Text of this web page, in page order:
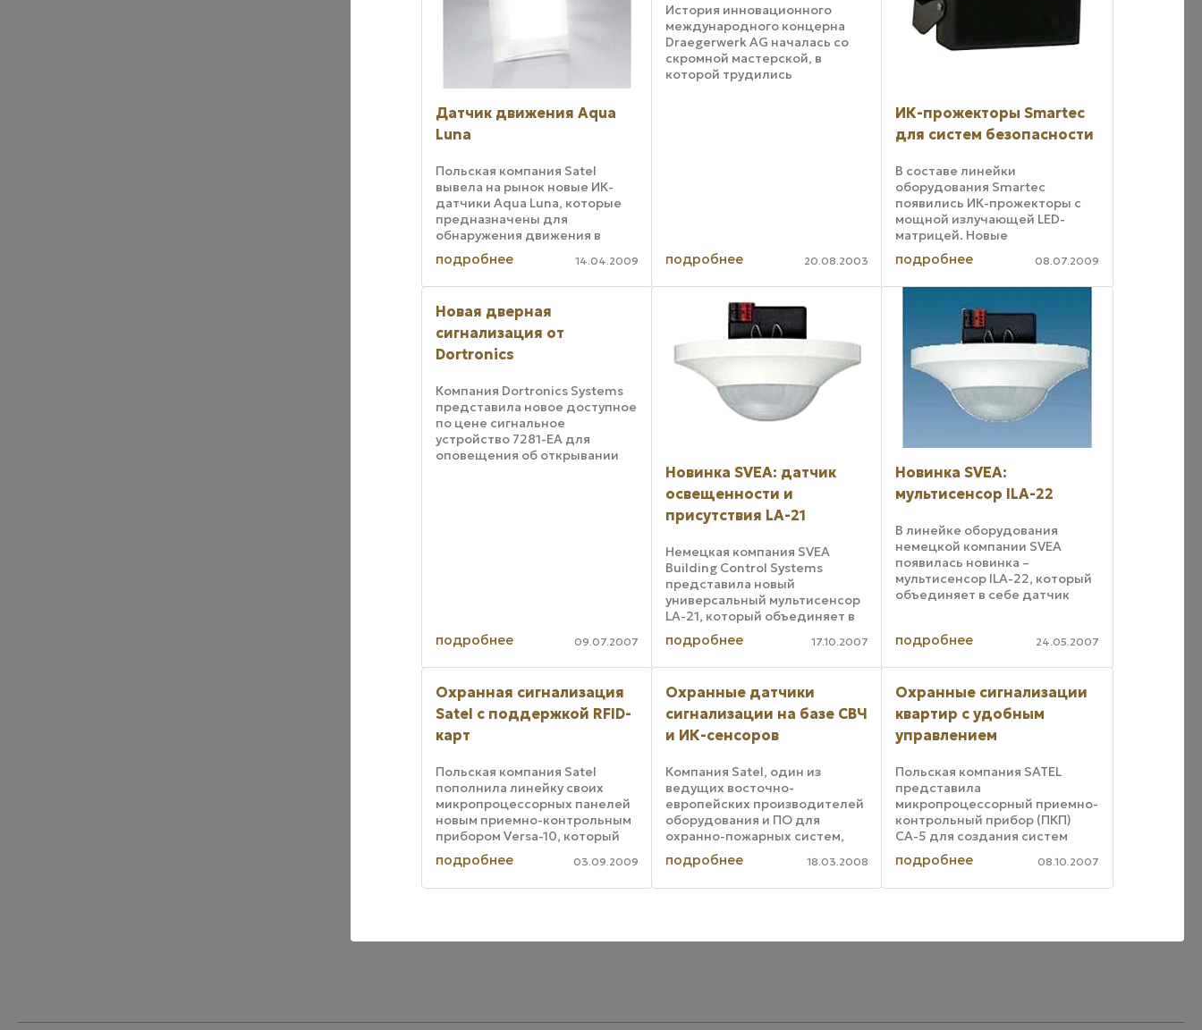
Датчик движения Aqua
Luna
Польская компания Satel
вывела на рынок новые ИК-
датчики Aqua Luna, которые
предназначены для
обнаружения движения в
помещении. Они отличаются
высокой чувствительностью,
минимальным числом ложных
дальностью действия. ...
подробнее 14.04.2009
История инновационного
международного концерна
Draegerwerk AG началась со
скромной мастерской, в
которой трудились
подробнее 20.08.2003
ИК-прожекторы Smartec
для систем безопасности
В составе линейки
оборудования Smartec
появились ИК-прожекторы с
мощной излучающей LED-
матрицей. Новые
инфракрасные прожекторы
серии STI-11xxS Smartec
предназначены для работы
камерами или моделями типа
«день/ночь» при ...
подробнее 08.07.2009
Новая дверная
сигнализация от
Dortronics
Компания Dortronics Systems
представила новое доступное
по цене сигнальное
устройство 7281-ЕА для
оповещения об открывании
подробнее 09.07.2007
Новинка SVEA: датчик
освещенности и
присутствия LA-21
Немецкая компания SVEA
Building Control Systems
представила новый
универсальный мультисенсор
LA-21, который объединяет в
себе датчик освещенности и
датчик движения и
использует для обмена
осуществляет контроль ...
подробнее 17.10.2007
Новинка SVEA:
мультисенсор ILA-22
В линейке оборудования
немецкой компании SVEA
появилась новинка –
мультисенсор ILA-22, который
объединяет в себе датчик
инфракрасный 10-канальный
сети освещением ...
подробнее 24.05.2007
Охранная сигнализация
Satel с поддержкой RFID-
карт
Польская компания Satel
пополнила линейку своих
микропроцессорных панелей
новым приемно-контрольным
прибором Versa-10, который
может использоваться для
создания систем охранно-
пожарной сигнализации
подробнее 03.09.2009
Охранные датчики
сигнализации на базе СВЧ
и ИК-сенсоров
Компания Satel, один из
ведущих восточно-
европейских производителей
оборудования и ПО для
охранно-пожарных систем,
выпустила новые
комбинированные датчики
сигнализации серии Silver.
подробнее 18.03.2008
Охранные сигнализации
квартир с удобным
управлением
Польская компания SATEL
представила
микропроцессорный приемно-
контрольный прибор (ПКП)
СА-5 для создания систем
охранно-пожарной
сигнализации квартир,
коттеджей, небольших
подробнее 08.10.2007